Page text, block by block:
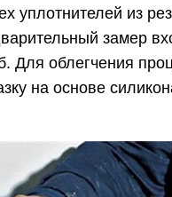
уплотнителей из
замер
Для облегчения
на основе